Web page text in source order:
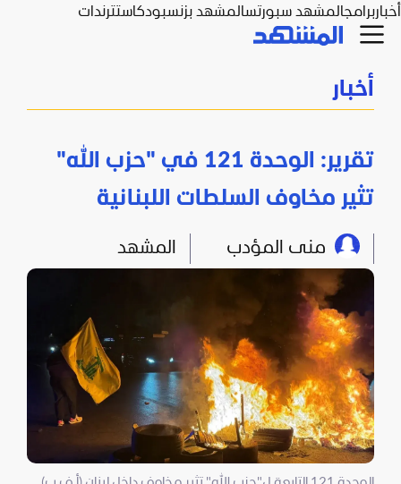
أخباربرامجالمشهد سبورتسالمشهد بزنسبودكاستترندات
أخبار
تقرير: الوحدة 121 في "حزب الله"
تثير مخاوف السلطات اللبنانية
منى المؤدب المشهد